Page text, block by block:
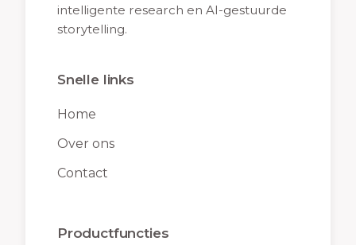
intelligente research en AI-gestuurde
storytelling.
Snelle links
Home
Over ons
Contact
Productfuncties